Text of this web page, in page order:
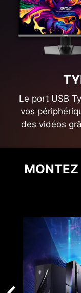
Le port USB
vos
des vidéos
Taille de la
Type de
Ratio16:9
Résolution